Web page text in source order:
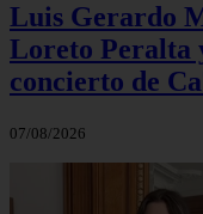
Luis Gerardo
Loreto Peralta
concierto de
07/08/2026